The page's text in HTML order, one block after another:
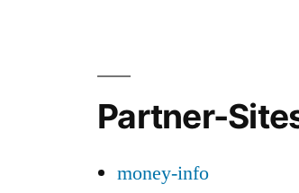
Partner-
money-info